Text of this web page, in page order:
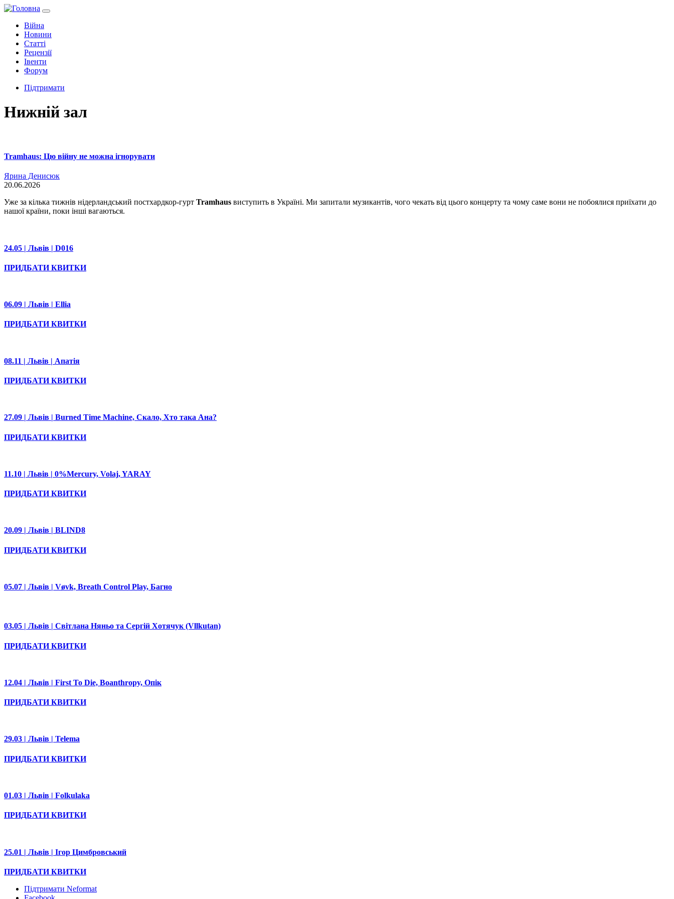
Війна
Новини
Статті
Рецензії
Івенти
Форум
Підтримати
Нижній зал
Tramhaus: Цю війну не можна ігнорувати
Ярина Денисюк
20.06.2026
Уже за кілька тижнів нідерландський постхардкор-гурт Tramhaus виступить в Україні. Ми запитали музикантів, чого чекать від цього концерту та чому саме вони не побоялися приїхати до
нашої країни, поки інші вагаються.
24.05 | Львів | D016
ПРИДБАТИ КВИТКИ
06.09 | Львів | Ellia
ПРИДБАТИ КВИТКИ
08.11 | Львів | Апатія
ПРИДБАТИ КВИТКИ
27.09 | Львів | Burned Time Machine, Скало, Хто така Ана?
ПРИДБАТИ КВИТКИ
11.10 | Львів | 0%Mercury, Volaj, YARAY
ПРИДБАТИ КВИТКИ
20.09 | Львів | BLIND8
ПРИДБАТИ КВИТКИ
05.07 | Львів | Vøvk, Breath Control Play, Багно
03.05 | Львів | Світлана Няньо та Сергій Хотячук (Vllkutan)
ПРИДБАТИ КВИТКИ
12.04 | Львів | First To Die, Boanthropy, Опік
ПРИДБАТИ КВИТКИ
29.03 | Львів | Telema
ПРИДБАТИ КВИТКИ
01.03 | Львів | Folkulaka
ПРИДБАТИ КВИТКИ
25.01 | Львів | Ігор Цимбровський
ПРИДБАТИ КВИТКИ
Підтримати Neformat